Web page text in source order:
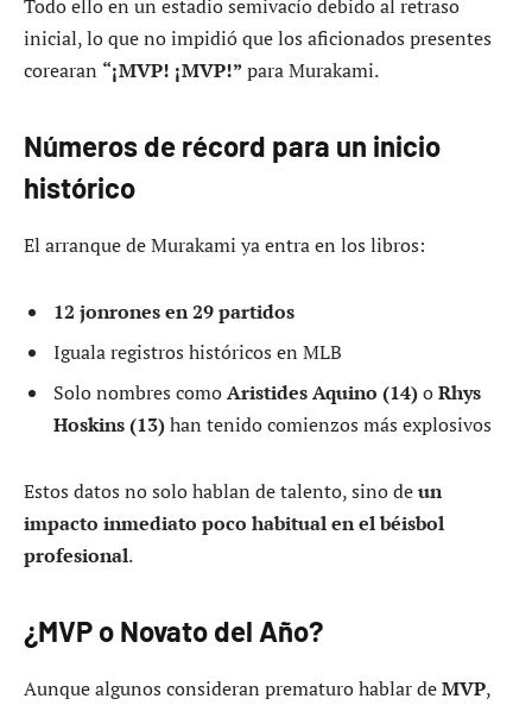
Todo ello en un estadio semivacío debido al retraso
inicial, lo que no impidió que los aficionados presentes
corearan “¡MVP! ¡MVP!” para Murakami.
Números de récord para un inicio
histórico
El arranque de Murakami ya entra en los libros:
12 jonrones en 29 partidos
Iguala registros históricos en MLB
Solo nombres comoAristides Aquino (14)oRhys
Hoskins (13)han tenido comienzos más explosivos
Estos datos no solo hablan de talento, sino deun
impacto inmediato poco habitual en el béisbol
profesional.
¿MVP o Novato del Año?
Aunque algunos consideran prematuro hablar deMVP,